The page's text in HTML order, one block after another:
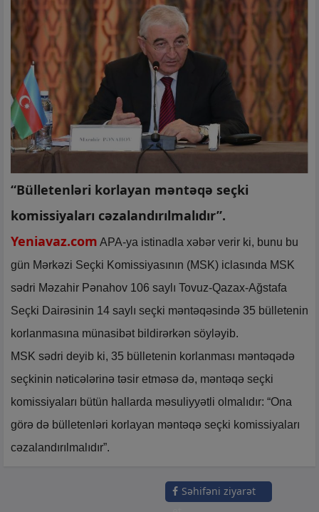
“Bülletenləri korlayan məntəqə seçki
komissiyaları cəzalandırılmalıdır”.
Yeniavaz.com APA-ya istinadla xəbər verir ki, bunu bu
gün Mərkəzi Seçki Komissiyasının (MSK) iclasında MSK
sədri Məzahir Pənahov 106 saylı Tovuz-Qazax-Ağstafa
Seçki Dairəsinin 14 saylı seçki məntəqəsində 35 bülletenin
korlanmasına münasibət bildirərkən söyləyib.
MSK sədri deyib ki, 35 bülletenin korlanması məntəqədə
seçkinin nəticələrinə təsir etməsə də, məntəqə seçki
komissiyaları bütün hallarda məsuliyyətli olmalıdır: “Ona
görə də bülletenləri korlayan məntəqə seçki komissiyaları
cəzalandırılmalıdır”.
Səhifəni ziyarət